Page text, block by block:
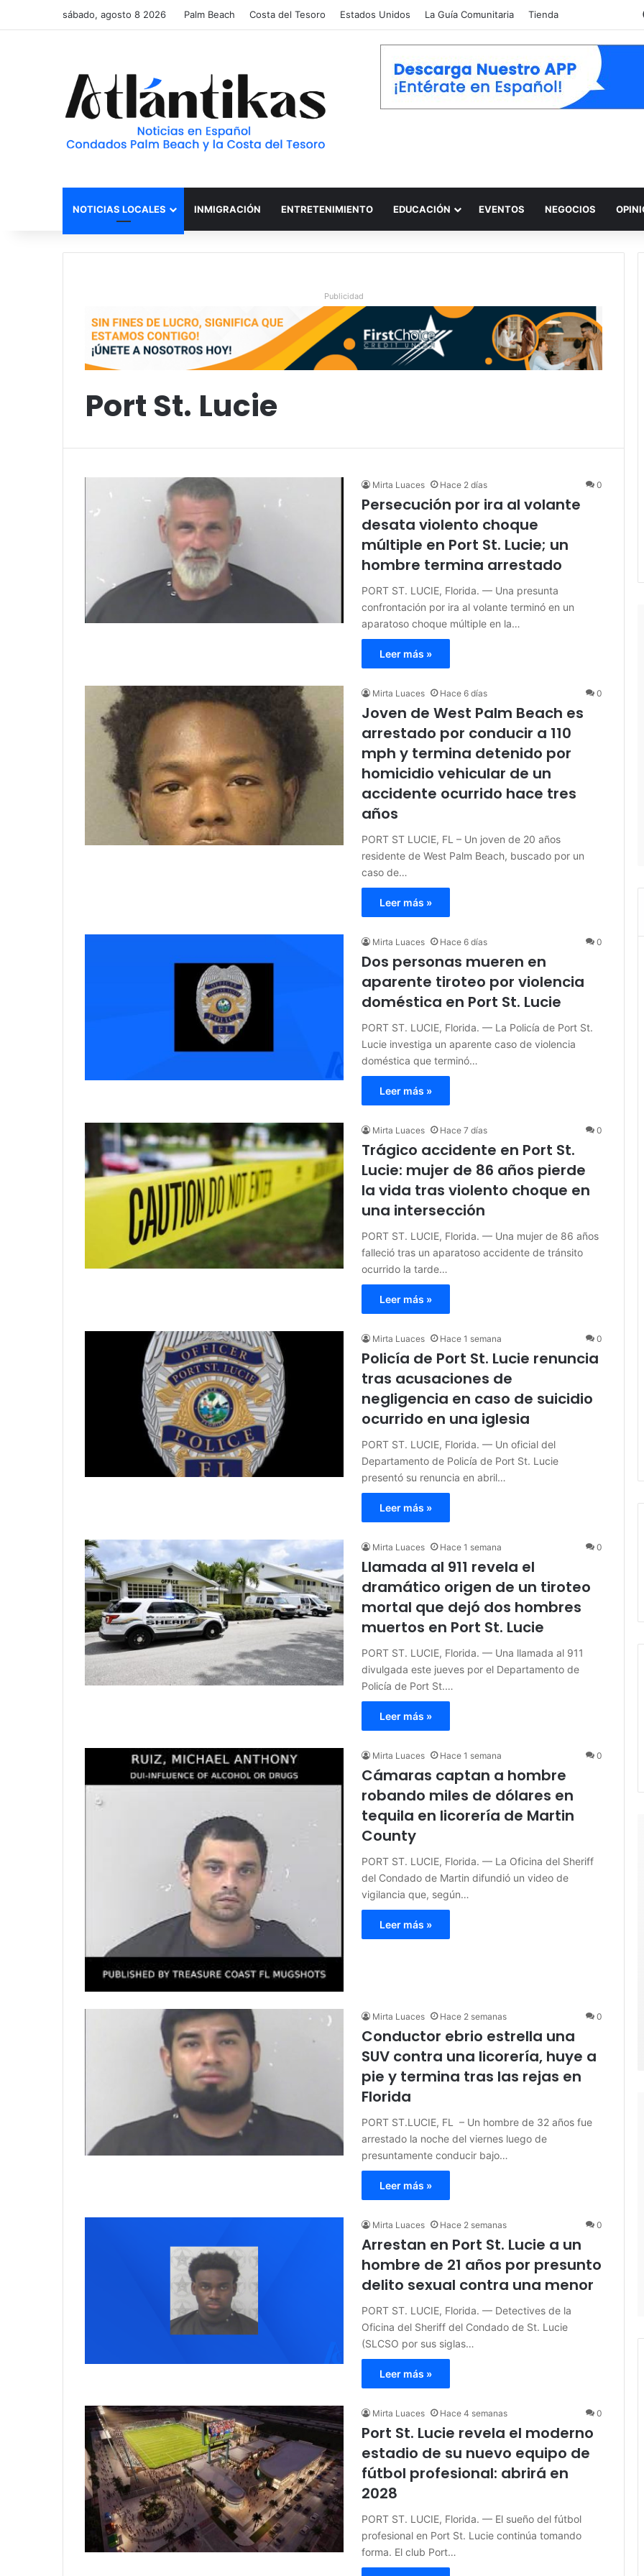
sábado, agosto 8 2026 Palm Beach Costa del Tesoro Estados Unidos La Guía Comunitaria Tienda
NOTICIAS LOCALES INMIGRACIÓN ENTRETENIMIENTO EDUCACIÓN EVENTOS NEGOCIOS
Publicidad
Port St. Lucie
Mirta Luaces Hace 2 días 0
Persecución por ira al volante
desata violento choque
múltiple en Port St. Lucie; un
hombre termina arrestado
PORT ST. LUCIE, Florida. — Una presunta
confrontación por ira al volante terminó en un
aparatoso choque múltiple en la…
Leer más »
Mirta Luaces Hace 6 días 0
Joven de West Palm Beach es
arrestado por conducir a 110
mph y termina detenido por
homicidio vehicular de un
accidente ocurrido hace tres
años
PORT ST LUCIE, FL – Un joven de 20 años
residente de West Palm Beach, buscado por un
caso de…
Leer más »
Mirta Luaces Hace 6 días 0
Dos personas mueren en
aparente tiroteo por violencia
doméstica en Port St. Lucie
PORT ST. LUCIE, Florida. — La Policía de Port St.
Lucie investiga un aparente caso de violencia
doméstica que terminó…
Leer más »
Mirta Luaces Hace 7 días 0
Trágico accidente en Port St.
Lucie: mujer de 86 años pierde
la vida tras violento choque en
una intersección
PORT ST. LUCIE, Florida. — Una mujer de 86 años
falleció tras un aparatoso accidente de tránsito
ocurrido la tarde…
Leer más »
Mirta Luaces Hace 1 semana 0
Policía de Port St. Lucie renuncia
tras acusaciones de
negligencia en caso de suicidio
ocurrido en una iglesia
PORT ST. LUCIE, Florida. — Un oficial del
Departamento de Policía de Port St. Lucie
presentó su renuncia en abril…
Leer más »
Mirta Luaces Hace 1 semana 0
Llamada al 911 revela el
dramático origen de un tiroteo
mortal que dejó dos hombres
muertos en Port St. Lucie
PORT ST. LUCIE, Florida. — Una llamada al 911
divulgada este jueves por el Departamento de
Policía de Port St.…
Leer más »
Mirta Luaces Hace 1 semana 0
Cámaras captan a hombre
robando miles de dólares en
tequila en licorería de Martin
County
PORT ST. LUCIE, Florida. — La Oficina del Sheriff
del Condado de Martin difundió un video de
vigilancia que, según…
Leer más »
Mirta Luaces Hace 2 semanas 0
Conductor ebrio estrella una
SUV contra una licorería, huye a
pie y termina tras las rejas en
Florida
PORT ST.LUCIE, FL – Un hombre de 32 años fue
arrestado la noche del viernes luego de
presuntamente conducir bajo…
Leer más »
Mirta Luaces Hace 2 semanas 0
Arrestan en Port St. Lucie a un
hombre de 21 años por presunto
delito sexual contra una menor
PORT ST. LUCIE, Florida. — Detectives de la
Oficina del Sheriff del Condado de St. Lucie
(SLCSO por sus siglas…
Leer más »
Mirta Luaces Hace 4 semanas 0
Port St. Lucie revela el moderno
estadio de su nuevo equipo de
fútbol profesional: abrirá en
2028
PORT ST. LUCIE, Florida. — El sueño del fútbol
profesional en Port St. Lucie continúa tomando
forma. El club Port…